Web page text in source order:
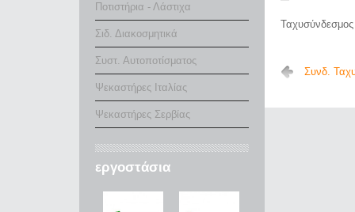
Συνδ.
Ποτιστήρια - Λάστιχα
Σιδ. Διακοσμητικά
Συστ. Αυτοποτίσματος
Ψεκαστήρες Ιταλίας
Ψεκαστήρες Σερβίας
εργοστάσια